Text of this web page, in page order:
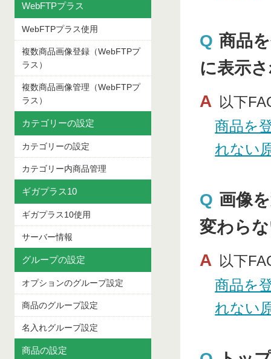
WebFTPプラス
WebFTPプラス使用
複数商品画像登録（WebFTPプ
ラス）
複数商品画像管理（WebFTPプ
ラス）
カテゴリーの設定
カテゴリーの設定
カテゴリー内商品管理
ギガプラス10
ギガプラス10使用
サーバー情報
グループの設定
オプションのグループ設定
商品のグループ設定
名入れグループ設定
商品の設定
Q 商品
に表示
A
以下
商品を
れない
Q 画像
変わら
A
以下
商品を
れない